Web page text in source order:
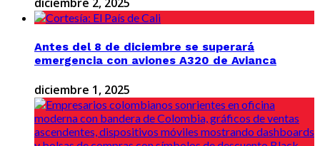
Antes del 8 de diciembre se superará
emergencia con aviones A320 de Avianca
diciembre 1, 2025